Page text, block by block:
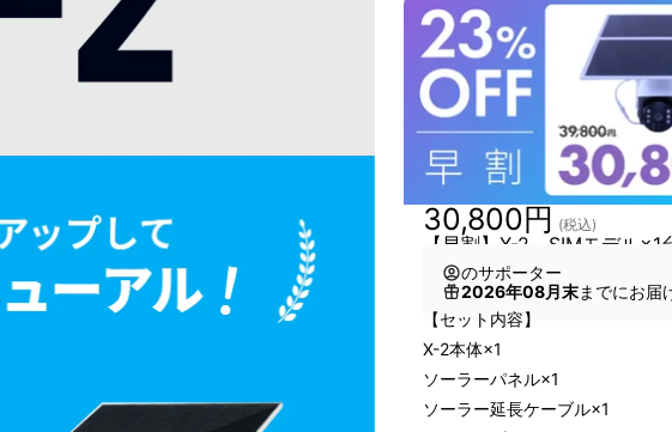
【早割】X-2＿SIMモデル×1
30,800円 (税込)
のサポーター
2026年08月末までにお届
【セット内容】
X-2本体×1
ソーラーパネル×1
ソーラー延長ケーブル×1